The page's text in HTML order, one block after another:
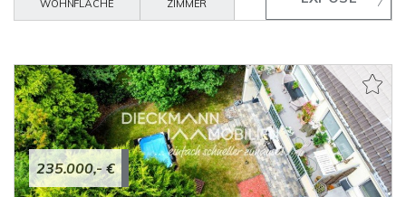
WOHNFLÄCHE
ZIMMER
235.000,- €